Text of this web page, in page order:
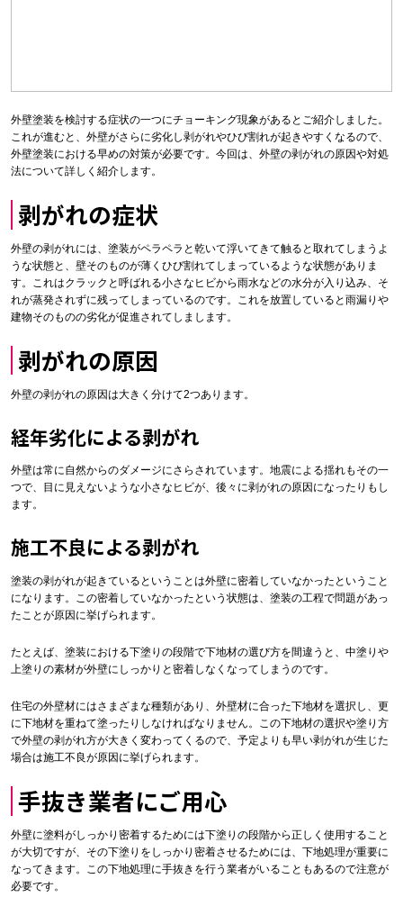
外壁塗装を検討する症状の一つにチョーキング現象があるとご紹介しました。
これが進むと、外壁がさらに劣化し剥がれやひび割れが起きやすくなるので、
外壁塗装における早めの対策が必要です。今回は、外壁の剥がれの原因や対処
法について詳しく紹介します。
剥がれの症状
外壁の剥がれには、塗装がペラペラと乾いて浮いてきて触ると取れてしまうよ
うな状態と、壁そのものが薄くひび割れてしまっているような状態がありま
す。これはクラックと呼ばれる小さなヒビから雨水などの水分が入り込み、そ
れが蒸発されずに残ってしまっているのです。これを放置していると雨漏りや
建物そのものの劣化が促進されてしまします。
剥がれの原因
外壁の剥がれの原因は大きく分けて2つあります。
経年劣化による剥がれ
外壁は常に自然からのダメージにさらされています。地震による揺れもその一
つで、目に見えないような小さなヒビが、後々に剥がれの原因になったりもし
ます。
施工不良による剥がれ
塗装の剥がれが起きているということは外壁に密着していなかったということ
になります。この密着していなかったという状態は、塗装の工程で問題があっ
たことが原因に挙げられます。
たとえば、塗装における下塗りの段階で下地材の選び方を間違うと、中塗りや
上塗りの素材が外壁にしっかりと密着しなくなってしまうのです。
住宅の外壁材にはさまざまな種類があり、外壁材に合った下地材を選択し、更
に下地材を重ねて塗ったりしなければなりません。この下地材の選択や塗り方
で外壁の剥がれ方が大きく変わってくるので、予定よりも早い剥がれが生じた
場合は施工不良が原因に挙げられます。
手抜き業者にご用心
外壁に塗料がしっかり密着するためには下塗りの段階から正しく使用すること
が大切ですが、その下塗りをしっかり密着させるためには、下地処理が重要に
なってきます。この下地処理に手抜きを行う業者がいることもあるので注意が
必要です。